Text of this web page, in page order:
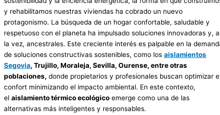
y rehabilitamos nuestras viviendas ha cobrado un nuevo
protagonismo. La búsqueda de un hogar confortable, saludable y
respetuoso con el planeta ha impulsado soluciones innovadoras y, a
la vez, ancestrales. Este creciente interés es palpable en la
de soluciones constructivas sostenibles, como los aislamientos
Segovia, Trujillo, Moraleja, Sevilla, Ourense, entre otras
poblaciones, donde propietarios y profesionales buscan optimizar
confort minimizando el impacto ambiental. En este contexto,
el aislamiento térmico ecológico emerge como una de las
alternativas más inteligentes y responsables.